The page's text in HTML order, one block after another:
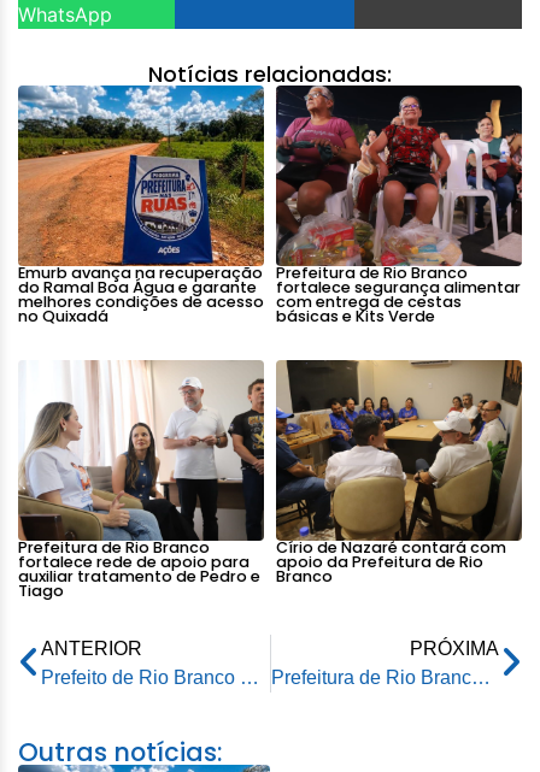
WhatsApp
Notícias relacionadas:
Emurb avança na recuperação
do Ramal Boa Água e garante
melhores condições de acesso
no Quixadá
Prefeitura de Rio Branco
fortalece segurança alimentar
com entrega de cestas
básicas e Kits Verde
Prefeitura de Rio Branco
fortalece rede de apoio para
auxiliar tratamento de Pedro e
Tiago
Círio de Nazaré contará com
apoio da Prefeitura de Rio
Branco
ANTERIOR
Prefeito de Rio Branco participa de evento no ramal Barro Alto e destaca investimentos no campo
PRÓXIMA
Prefeitura de Rio Branco proporciona atendimento odontológico a servidores
Outras notícias: